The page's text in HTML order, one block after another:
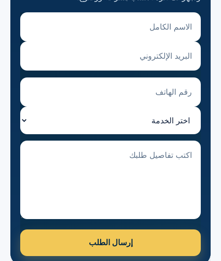
الاسم الكامل
البريد الإلكتروني
رقم الهاتف
اختر الخدمة
تفاصيل الطلب
إرسال الطلب